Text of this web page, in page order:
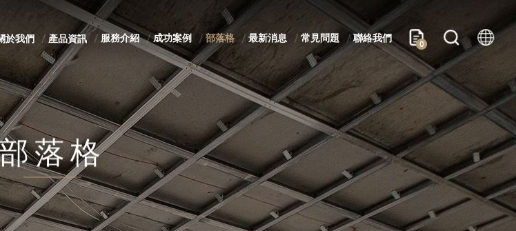
於我們 產品資訊 服務介紹 成功案例 部落格 最新消息 常見問題 聯絡我們 0
落格